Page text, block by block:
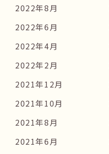
2022年8月
2022年6月
2022年4月
2022年2月
2021年12月
2021年10月
2021年8月
2021年6月